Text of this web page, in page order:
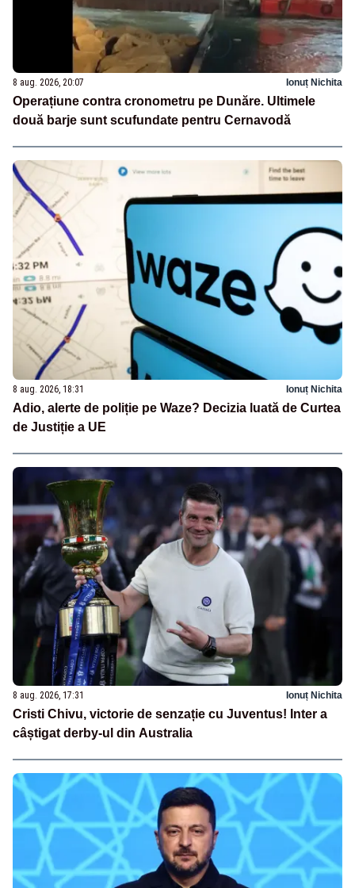
8 aug. 2026, 20:07 Ionuț Nichita
Operațiune contra cronometru pe Dunăre. Ultimele
două barje sunt scufundate pentru Cernavodă
8 aug. 2026, 18:31 Ionuț Nichita
Adio, alerte de poliție pe Waze? Decizia luată de Curtea
de Justiție a UE
8 aug. 2026, 17:31 Ionuț Nichita
Cristi Chivu, victorie de senzație cu Juventus! Inter a
câștigat derby-ul din Australia